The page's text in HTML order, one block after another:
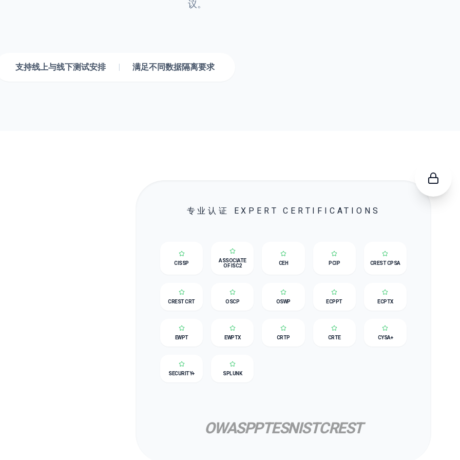
议。
支持线上与线下测试安排 | 满足不同数据隔离要求
专业认证 EXPERT CERTIFICATIONS
CISSP ASSOCIATE
OF ISC2 CEH PCIP CREST CPSA
CREST CRT OSCP OSWP ECPPT ECPTX
EWPT EWPTX CRTP CRTE CYSA+
SECURITY+ SPLUNK
OWASPPTESNISTCREST